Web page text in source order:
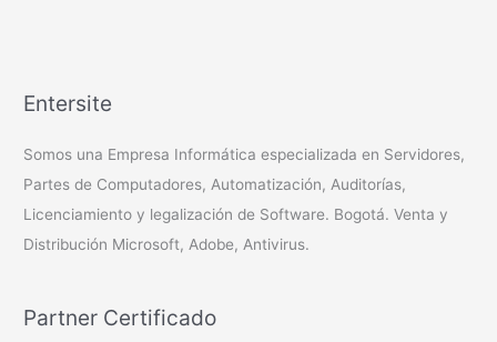
Entersite
Somos una Empresa Informática especializada en Servidores,
Partes de Computadores, Automatización, Auditorías,
Licenciamiento y legalización de Software. Bogotá. Venta y
Distribución Microsoft, Adobe, Antivirus.
Partner Certificado